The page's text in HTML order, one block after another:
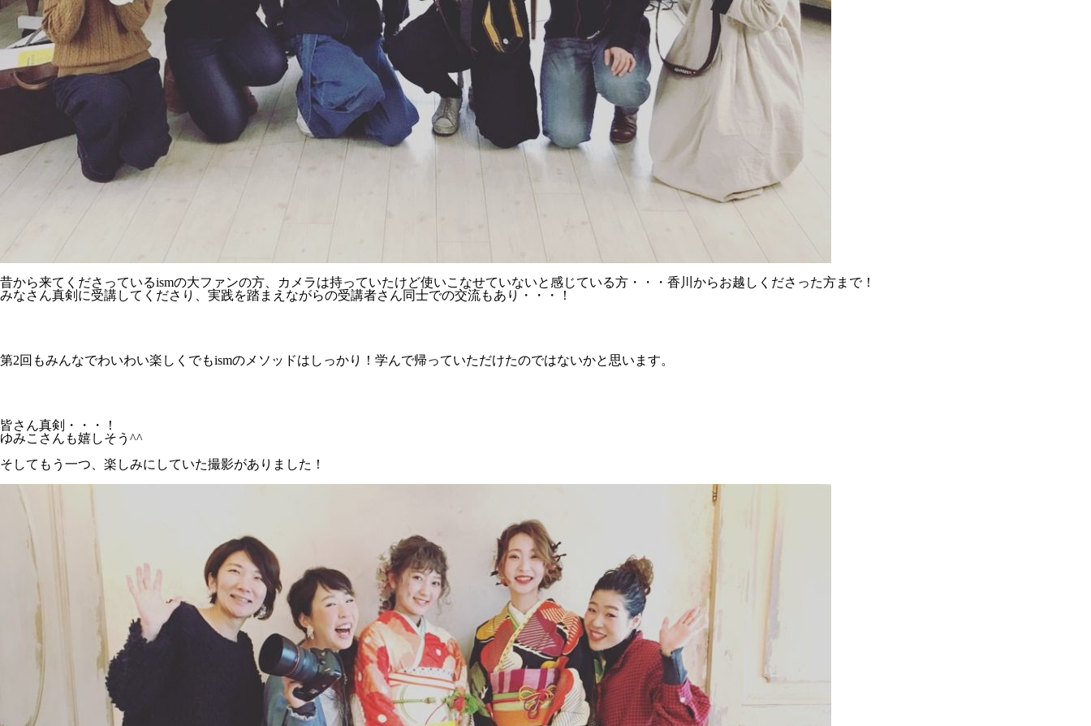
昔から来てくださっているismの大ファンの方、カメラは持っていたけど使いこなせていないと感じている方・・・香川からお越しくださった方まで！
みなさん真剣に受講してくださり、実践を踏まえながらの受講者さん同士での交流もあり・・・！
第2回もみんなでわいわい楽しくでもismのメソッドはしっかり！学んで帰っていただけたのではないかと思います。
皆さん真剣・・・！
ゆみこさんも嬉しそう^^
そしてもう一つ、楽しみにしていた撮影がありました！